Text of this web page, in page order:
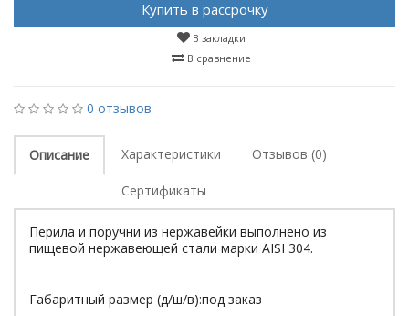
Купить в рассрочку
В закладки
В сравнение
0 отзывов
Описание Характеристики Отзывов (0)
Сертификаты
Перила и поручни из нержавейки выполнено из
пищевой нержавеющей стали марки АISI 304.
Габаритный размер (д/ш/в):под заказ